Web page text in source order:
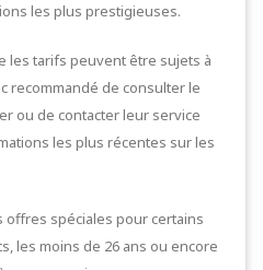
les plus prestigieuses.
les tarifs peuvent être sujets à
recommandé de consulter le
ou de contacter leur service
les plus récentes sur les
offres spéciales pour certains
les moins de 26 ans ou encore